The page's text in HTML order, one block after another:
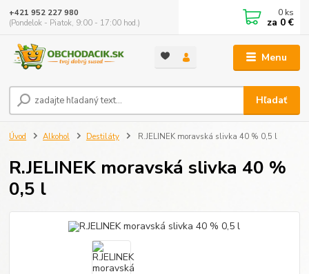
Menu
Hľadať
+421 952 227 980
(Pondelok - Piatok, 9:00 - 17:00 hod.)
0 ks
za 0 €
Úvod Alkohol Destiláty R.JELINEK moravská slivka 40 % 0,5 l
R.JELINEK moravská slivka 40 %
0,5 l